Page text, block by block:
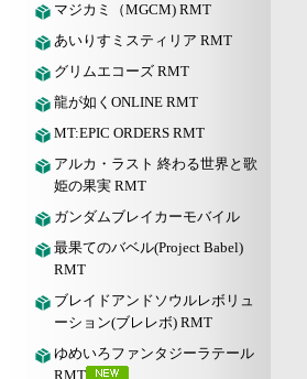
マジカミ（MGCM) RMT
あいりすミスティリア RMT
グリムエコーズ RMT
龍が如くONLINE RMT
MT:EPIC ORDERS RMT
アルカ・ラスト 終わる世界と歌
姫の果実 RMT
ガンダムブレイカーモバイル
最果てのバベル(Project Babel)
RMT
ブレイドアンドソウルレボリュ
ーション(ブレレボ) RMT
ゆめいろファンタジーラテール
RMT